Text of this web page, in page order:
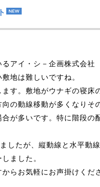
アイ・シ－企画株式会社
地は難しいですね。
す。敷地がウナギの寝床
の動線移動が多くなりそ
が多いです。特に階段の
したが、縦動線と水平動
ました。
らお気軽にお声掛けくだ